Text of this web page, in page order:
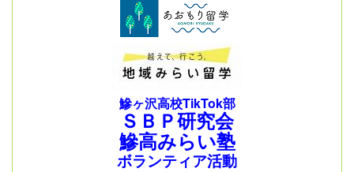
鰺ヶ沢高校TikTok部
ＳＢＰ研究会
鰺高みらい塾
ボランティア活動